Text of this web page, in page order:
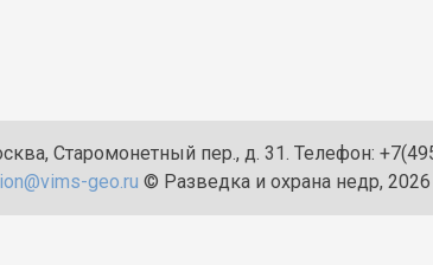
Старомонетный пер., д. 31. Телефон:
geo.ru © Разведка и охрана недр, 2026